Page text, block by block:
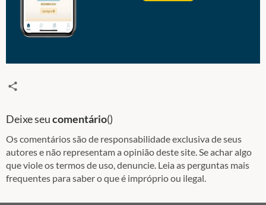
Deixe seucomentário()
Os comentários são de responsabilidade exclusiva de seus
autores e não representam a opinião deste site. Se achar algo
que viole os termos de uso, denuncie. Leia as perguntas mais
frequentes para saber o que é impróprio ou ilegal.